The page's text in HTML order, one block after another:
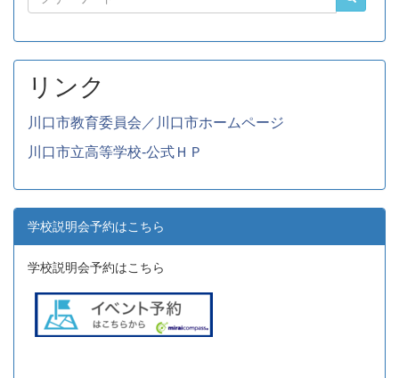
リンク
川口市教育委員会／川口市ホームページ
川口市立高等学校-公式ＨＰ
学校説明会予約はこちら
学校説明会予約はこちら